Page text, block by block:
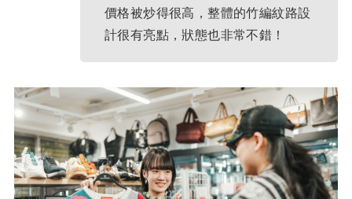
價格被炒得很高，整體的竹編紋路設
計很有亮點，狀態也非常不錯！